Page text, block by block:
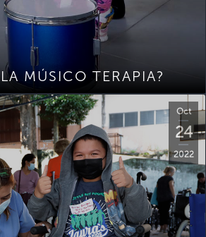
MÚSICO TERAPIA?
Oct
24
2022